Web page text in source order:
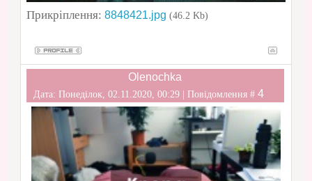
Прикріплення: 8848421.jpg (46.2 Kb)
Olenochka
Дата: Понеділок, 02.11.2020, 00:29 | Повідомлення # 4